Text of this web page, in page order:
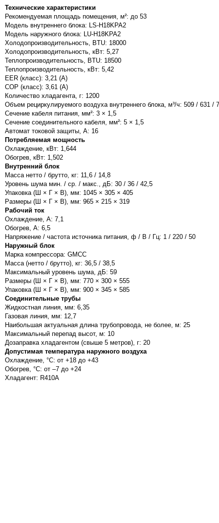
Технические характеристики
Рекомендуемая площадь помещения, м²: до 53
Модель внутреннего блока: LS-H18KPA2
Модель наружного блока: LU-H18KPA2
Холодопроизводительность, BTU: 18000
Холодопроизводительность, кВт: 5,27
Теплопроизводительность, BTU: 18500
Теплопроизводительность, кВт: 5,42
EER (класс): 3,21 (А)
COP (класс): 3,61 (А)
Количество хладагента, г: 1200
Объем рециркулируемого воздуха внутреннего блока, м³/ч: 509 / 631 /
Сечение кабеля питания, мм²: 3 × 1,5
Сечение соединительного кабеля, мм²: 5 × 1,5
Автомат токовой защиты, A: 16
Потребляемая мощность
Охлаждение, кВт: 1,644
Обогрев, кВт: 1,502
Внутренний блок
Масса нетто / брутто, кг: 11,6 / 14,8
Уровень шума мин. / ср. / макс., дБ: 30 / 36 / 42,5
Упаковка (Ш × Г × В), мм: 1045 × 305 × 405
Размеры (Ш × Г × В), мм: 965 × 215 × 319
Рабочий ток
Охлаждение, А: 7,1
Обогрев, А: 6,5
Напряжение / частота источника питания, ф / В / Гц: 1 / 220 / 50
Наружный блок
Марка компрессора: GMCC
Масса (нетто / брутто), кг: 36,5 / 38,5
Максимальный уровень шума, дБ: 59
Размеры (Ш × Г × В), мм: 770 × 300 × 555
Упаковка (Ш × Г × В), мм: 900 × 345 × 585
Соединительные трубы
Жидкостная линия, мм: 6,35
Газовая линия, мм: 12,7
Наибольшая актуальная длина трубопровода, не более, м: 25
Максимальный перепад высот, м: 10
Дозаправка хладагентом (свыше 5 метров), г: 20
Допустимая температура наружного воздуха
Охлаждение, °С: от +18 до +43
Обогрев, °С: от –7 до +24
Хладагент: R410A